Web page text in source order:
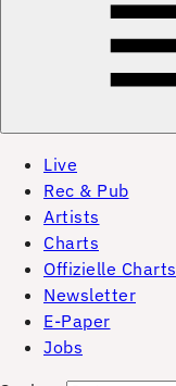
Live
Rec & Pub
Artists
Charts
Offizielle Charts
Newsletter
E-Paper
Jobs